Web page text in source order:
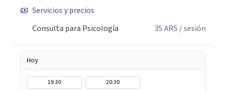
Servicios y precios
Consulta para Psicología
35ARS / sesión
Hoy
19:30 20:30